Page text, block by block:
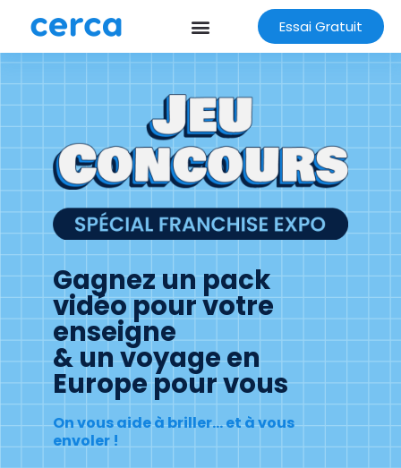
Essai Gratuit
Gagnez un pack
vidéo pour votre
enseigne
& un voyage en
Europe pour vous
On vous aide à briller… et à vous
envoler !